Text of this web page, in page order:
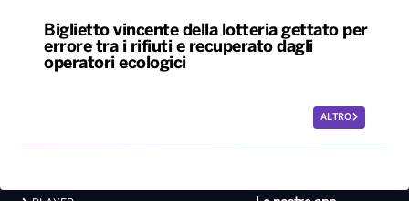
Biglietto vincente della lotteria gettato per
errore tra i rifiuti e recuperato dagli
operatori ecologici
ALTRO